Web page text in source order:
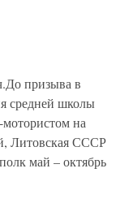
призыва в
средней школы
мотористом на
Литовская СССР
май – октябрь